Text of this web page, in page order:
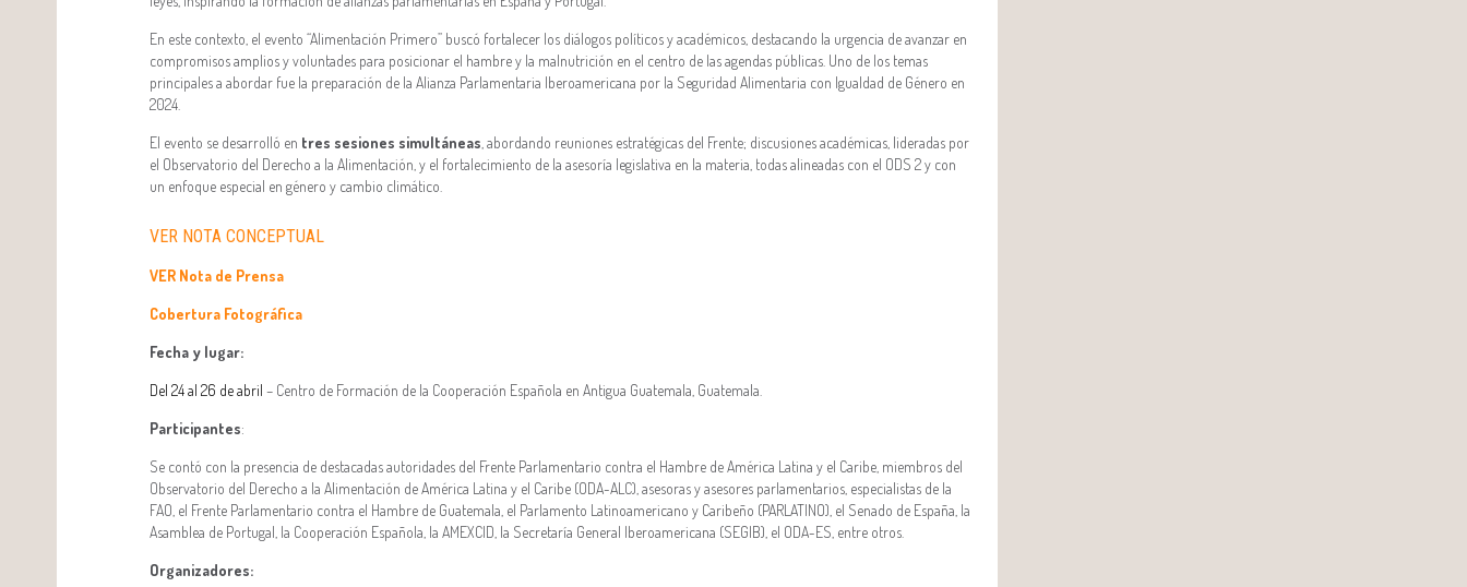
En este contexto, el evento “Alimentación Primero” buscó fortalecer los diálogos políticos y académicos, destacando la urgencia de avanzar en
compromisos amplios y voluntades para posicionar el hambre y la malnutrición en el centro de las agendas públicas. Uno de los temas
principales a abordar fue la preparación de la Alianza Parlamentaria Iberoamericana por la Seguridad Alimentaria con Igualdad de Género en
2024.
El evento se desarrolló en tres sesiones simultáneas, abordando reuniones estratégicas del Frente; discusiones académicas, lideradas por
el Observatorio del Derecho a la Alimentación, y el fortalecimiento de la asesoría legislativa en la materia, todas alineadas con el ODS 2 y con
un enfoque especial en género y cambio climático.
VER NOTA CONCEPTUAL
VER Nota de Prensa
Cobertura Fotográfica
Fecha y lugar:
Del 24 al 26 de abril – Centro de Formación de la Cooperación Española en Antigua Guatemala, Guatemala.
Participantes:
Se contó con la presencia de destacadas autoridades del Frente Parlamentario contra el Hambre de América Latina y el Caribe, miembros del
Observatorio del Derecho a la Alimentación de América Latina y el Caribe (ODA-ALC), asesoras y asesores parlamentarios, especialistas de la
FAO, el Frente Parlamentario contra el Hambre de Guatemala, el Parlamento Latinoamericano y Caribeño (PARLATINO), el Senado de España, la
Asamblea de Portugal, la Cooperación Española, la AMEXCID, la Secretaría General Iberoamericana (SEGIB), el ODA-ES, entre otros.
Organizadores: